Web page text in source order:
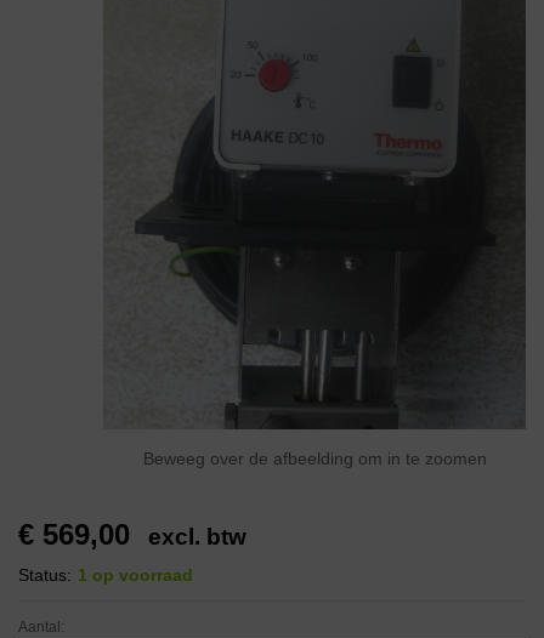
Beweeg over de afbeelding om in te zoomen
€ 569,00 excl. btw
Status: 1 op voorraad
Aantal: